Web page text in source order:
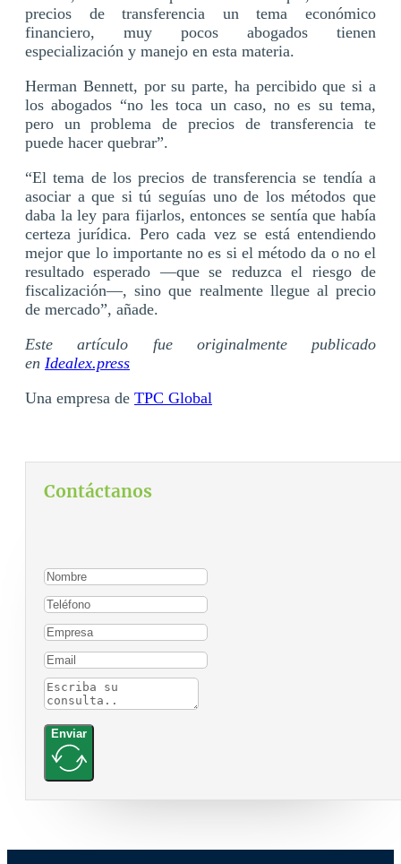
precios de transferencia un tema económico
financiero, muy pocos abogados tienen
especialización y manejo en esta materia.
Herman Bennett, por su parte, ha percibido que si a
los abogados “no les toca un caso, no es su tema,
pero un problema de precios de transferencia te
puede hacer quebrar”.
“El tema de los precios de transferencia se tendía a
asociar a que si tú seguías uno de los métodos que
daba la ley para fijarlos, entonces se sentía que había
certeza jurídica. Pero cada vez se está entendiendo
mejor que lo importante no es si el método da o no el
resultado esperado —que se reduzca el riesgo de
fiscalización—, sino que realmente llegue al precio
de mercado”, añade.
Este artículo fue originalmente publicado
en Idealex.press
Una empresa de TPC Global
Contáctanos
Enviar